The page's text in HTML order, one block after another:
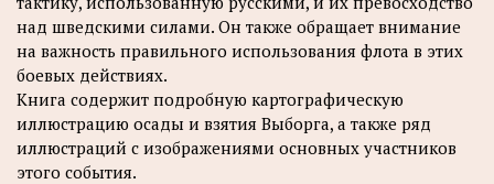
над шведскими силами. Он также обращает внимание
на важность правильного использования флота в этих
боевых действиях.
Книга содержит подробную картографическую
иллюстрацию осады и взятия Выборга, а также ряд
иллюстраций с изображениями основных участников
этого события.